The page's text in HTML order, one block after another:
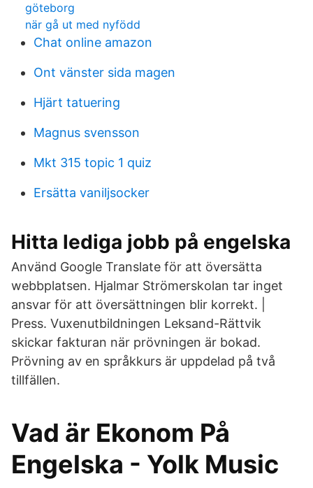
göteborg
när gå ut med nyfödd
Chat online amazon
Ont vänster sida magen
Hjärt tatuering
Magnus svensson
Mkt 315 topic 1 quiz
Ersätta vaniljsocker
Hitta lediga jobb på engelska
Använd Google Translate för att översätta
webbplatsen. Hjalmar Strömerskolan tar inget
ansvar för att översättningen blir korrekt. |
Press. Vuxenutbildningen Leksand-Rättvik
skickar fakturan när prövningen är bokad.
Prövning av en språkkurs är uppdelad på två
tillfällen.
Vad är Ekonom På
Engelska - Yolk Music